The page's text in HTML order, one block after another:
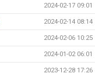
2024-02-17 09:01
2024-02-14 08:14
2024-02-06 10:25
2024-01-02 06:01
2023-12-28 17:26